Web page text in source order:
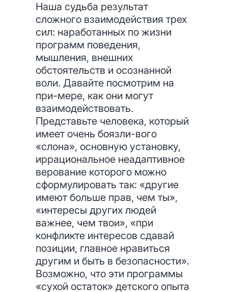
Наша судьба результат
сложного взаимодействия трех
сил: наработанных по жизни
программ поведения,
мышления, внешних
обстоятельств и осознанной
воли. Давайте посмотрим на
при-мере, как они могут
взаимодействовать.
Представьте человека, который
имеет очень боязли-вого
«слона», основную установку,
иррациональное неадаптивное
верование которого можно
сформулировать так: «другие
имеют больше прав, чем ты»,
«интересы других людей
важнее, чем твои», «при
конфликте интересов сдавай
позиции, главное нравиться
другим и быть в безопасности».
Возможно, что эти программы
«сухой остаток» детского опыта